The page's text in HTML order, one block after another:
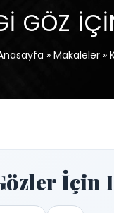
GÖZ
» Makaleler»
İçin